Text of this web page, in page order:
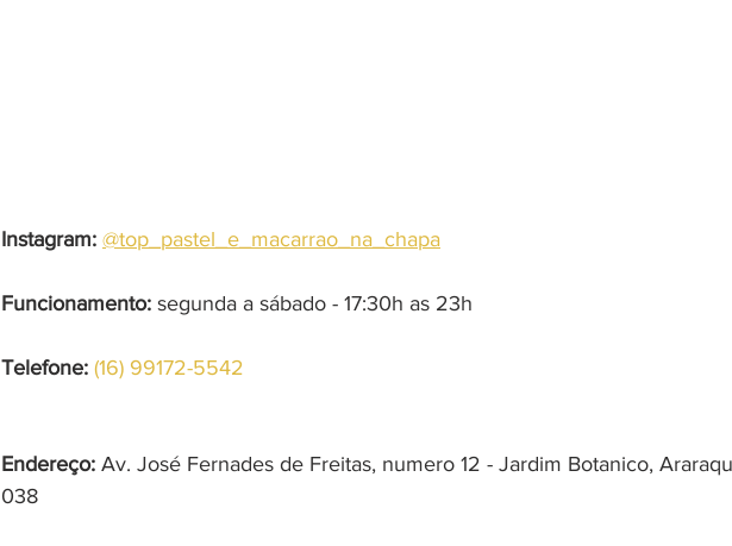
Instagram: @top_pastel_e_macarrao_na_chapa
Funcionamento: segunda a sábado - 17:30h as 23h
Telefone: (16) 99172-5542
Endereço: Av. José Fernades de Freitas, numero 12 - Jardim Botanico,
038